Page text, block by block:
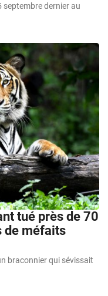
septembre dernier au
tué près de 70
de méfaits
braconnier qui sévissait